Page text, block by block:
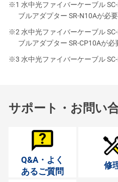
※1 水中光ファイバーケーブル
ブルアダプター SR-N10Aが必要
※2 水中光ファイバーケーブル
ブルアダプター SR-CP10Aが必
※3 水中光ファイバーケーブル SC-
サポート・お問い
Q&A・よく
あるご質問
修